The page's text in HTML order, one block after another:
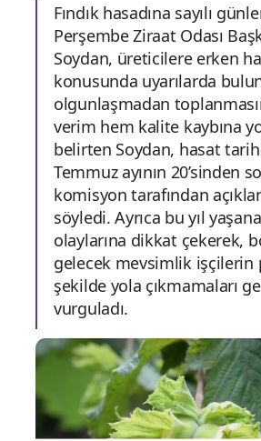
Fındık hasadına sayılı
Perşembe Ziraat Odası
Soydan, üreticilere erken
konusunda uyarılarda
olgunlaşmadan
verim hem kalite kaybına
belirten Soydan, hasat
Temmuz ayının 20’sinden
komisyon tarafından
söyledi. Ayrıca bu yıl
olaylarına dikkat çekerek,
gelecek mevsimlik işçilerin
şekilde yola çıkmamaları
vurguladı.